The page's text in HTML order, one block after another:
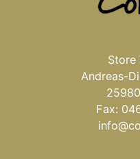
Store
Andreas-
Fax: